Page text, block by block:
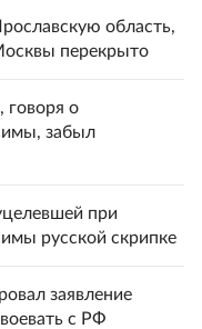
область,
перекрыто
говоря о
забыл
при
русской скрипке
заявление
с РФ